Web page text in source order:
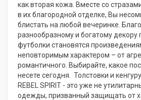
как вторая кожа. Вместе со
в их благородной отделке, Вы
блистать на любой вечеринке.
разнообразному и богатому
футболки становятся
неповторимым характером – от
романтичного. Выбирайте, какое
несете сегодня. Толстовки и
REBEL SPIRIT - это уже не
одежды, призванный защищать от